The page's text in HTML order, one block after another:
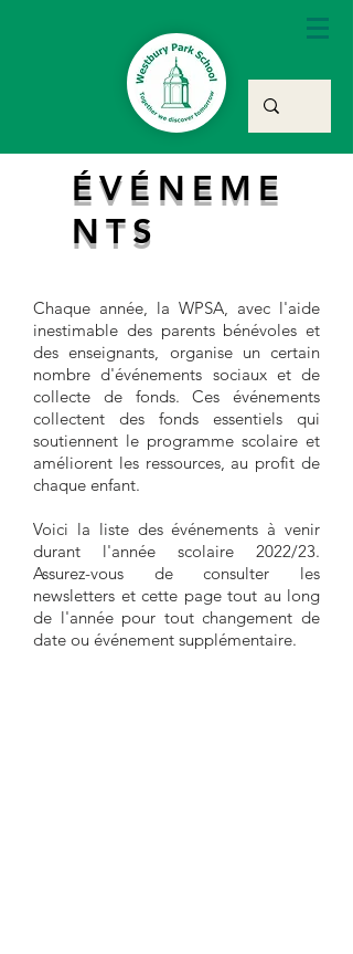
ÉVÉNEME
NTS
Chaque année, la WPSA, avec l'aide
inestimable des parents bénévoles et
des enseignants, organise un certain
nombre d'événements sociaux et de
collecte de fonds. Ces événements
collectent des fonds essentiels qui
soutiennent le programme scolaire et
améliorent les ressources, au profit de
chaque enfant.
Voici la liste des événements à venir
durant l'année scolaire 2022/23.
Assurez-vous de consulter les
newsletters et cette page tout au long
de l'année pour tout changement de
date ou événement supplémentaire.